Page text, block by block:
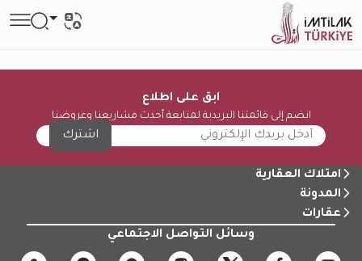
ابق على اطلاع
انضم إلى قائمتنا البريدية لمتابعة أحدث مشاريعنا وعروضنا
اشترك
امتلاك العقارية
المدونة
عقارات
وسائل التواصل الاجتماعي